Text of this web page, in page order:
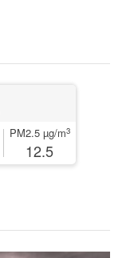
PM2.5 µg/m3
12.5